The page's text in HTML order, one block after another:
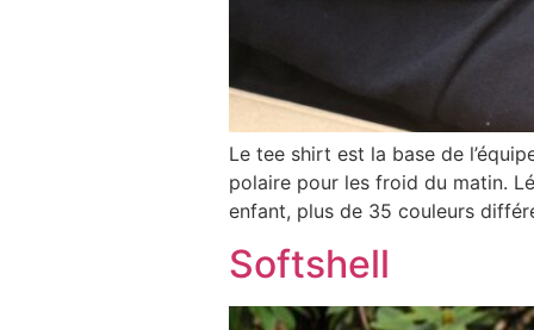
Le tee shirt est la base de
polaire pour les froid du matin.
enfant, plus de 35 couleurs
Softshell